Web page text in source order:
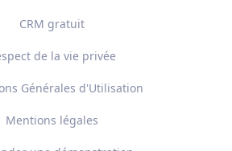
CRM gratuit
de la vie privée
Générales d'Utilisation
Mentions légales